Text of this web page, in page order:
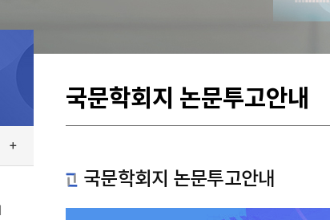
국문학회지 논문투고안내
국문학회지 논문투고안내